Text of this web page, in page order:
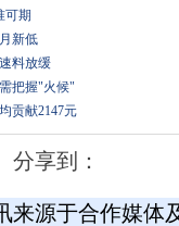
可期
新低
料放缓
把握"火候"
贡献2147元
分享到：
源于合作媒体